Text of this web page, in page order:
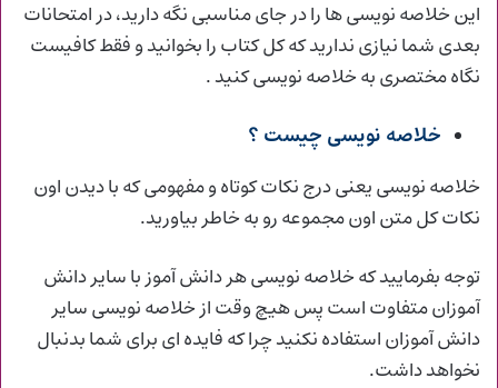
این خلاصه نویسی ها را در جای مناسبی نگه دارید، در امتحانات
بعدی شما نیازی ندارید که کل کتاب را بخوانید و فقط کافیست
نگاه مختصری به خلاصه نویسی کنید .
خلاصه نویسی چیست ؟
خلاصه نویسی یعنی درج نکات کوتاه و مفهومی که با دیدن اون
نکات کل متن اون مجموعه رو به خاطر بیاورید.
توجه بفرمایید که خلاصه نویسی هر دانش آموز با سایر دانش
آموزان متفاوت است پس هیچ وقت از خلاصه نویسی سایر
دانش آموزان استفاده نکنید چرا که فایده ای برای شما بدنبال
نخواهد داشت.